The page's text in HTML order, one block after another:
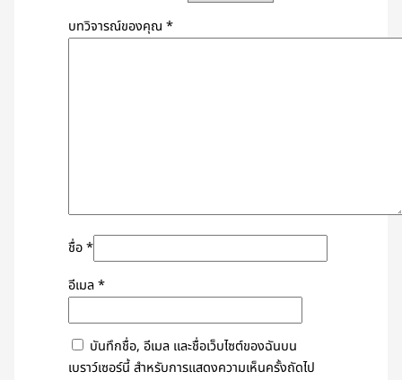
บทวิจารณ์ของคุณ*
ชื่อ*
อีเมล*
บันทึกชื่อ, อีเมล และชื่อเว็บไซต์ของฉันบน
เบราว์เซอร์นี้ สำหรับการแสดงความเห็นครั้งถัดไป